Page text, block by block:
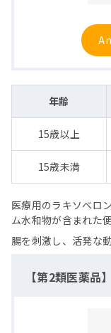
年齢
15歳以上
15歳未満
医療用のラキソベロ
ム水和物が含まれた
腸を刺激し、活発な
【第2類医薬品